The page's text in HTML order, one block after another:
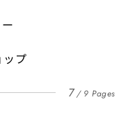
ップ
7 9 Pages